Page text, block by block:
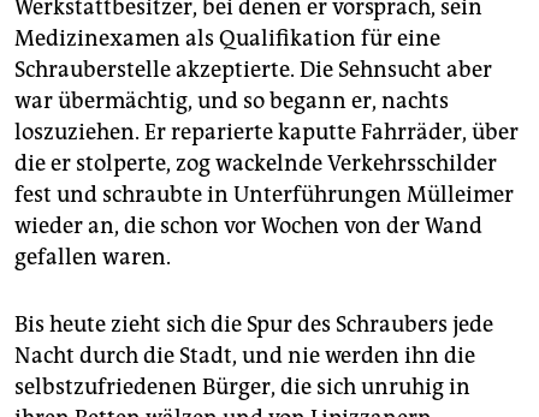
Werkstattbesitzer, bei denen er vorsprach, sein
Medizinexamen als Qualifikation für eine
Schrauberstelle akzeptierte. Die Sehnsucht aber
war übermächtig, und so begann er, nachts
loszuziehen. Er reparierte kaputte Fahrräder, über
die er stolperte, zog wackelnde Verkehrsschilder
fest und schraubte in Unterführungen Mülleimer
wieder an, die schon vor Wochen von der Wand
gefallen waren.
Bis heute zieht sich die Spur des Schraubers jede
Nacht durch die Stadt, und nie werden ihn die
selbstzufriedenen Bürger, die sich unruhig in